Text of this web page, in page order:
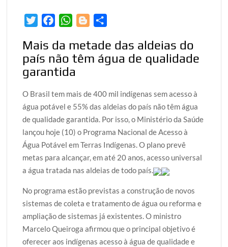
i
t
t
r
c
e
b
o
W
a
t
s
p
o
g
r
a
r
Mais da metade das aldeias do
país não têm água de qualidade
garantida
O Brasil tem mais de 400 mil indígenas sem acesso à
água potável e 55% das aldeias do país não têm água
de qualidade garantida. Por isso, o Ministério da Saúde
lançou hoje (10) o Programa Nacional de Acesso à
Água Potável em Terras Indígenas. O plano prevê
metas para alcançar, em até 20 anos, acesso universal
a água tratada nas aldeias de todo país.
No programa estão previstas a construção de novos
sistemas de coleta e tratamento de água ou reforma e
ampliação de sistemas já existentes. O ministro
Marcelo Queiroga afirmou que o principal objetivo é
oferecer aos indígenas acesso à água de qualidade e